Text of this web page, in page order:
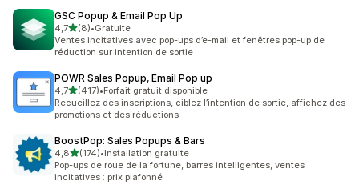
GSC Popup & Email Pop Up
4,7étoile(s) sur 5
(8)
8 avis au total
•Gratuite
Ventes incitatives avec pop-ups d’e-mail et fenêtres pop-up de
réduction sur intention de sortie
POWR Sales Popup, Email Pop up
4,7étoile(s) sur 5
(417)
417 avis au total
•Forfait gratuit disponible
Recueillez des inscriptions, ciblez l’intention de sortie, affichez des
promotions et des réductions
BoostPop: Sales Popups & Bars
4,8étoile(s) sur 5
(174)
174 avis au total
•Installation gratuite
Pop-ups de roue de la fortune, barres intelligentes, ventes
incitatives : prix plafonné